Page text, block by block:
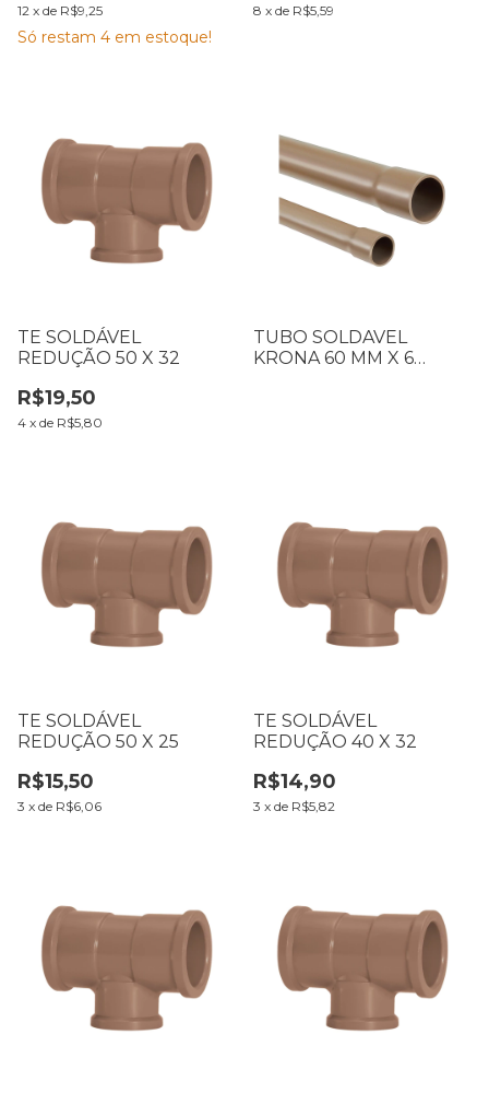
12 x de R$9,25
Só restam 4 em estoque!
8 x de R$5,59
TE SOLDÁVEL
REDUÇÃO 50 X 32
R$19,50
4 x de R$5,80
TUBO SOLDAVEL
KRONA 60 MM X 6
TE SOLDÁVEL
REDUÇÃO 50 X 25
R$15,50
3 x de R$6,06
TE SOLDÁVEL
REDUÇÃO 40 X 32
R$14,90
3 x de R$5,82